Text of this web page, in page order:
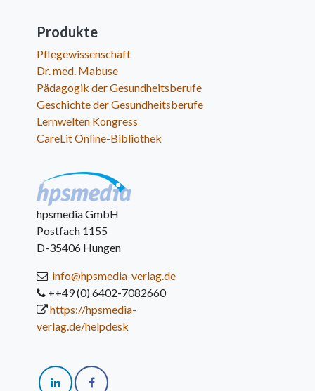
Produkte
Pflegewissenschaft
Dr. med. Mabuse
Pädagogik der Gesundheitsberufe
Geschichte der Gesundheitsberufe
Lernwelten Kongress
CareLit Online-Bibliothek
hpsmedia GmbH
Postfach 1155
D-35406 Hungen
info@hpsmedia-verlag.de
++49 (0) 6402-7082660
https://hpsmedia-
verlag.de/helpdesk